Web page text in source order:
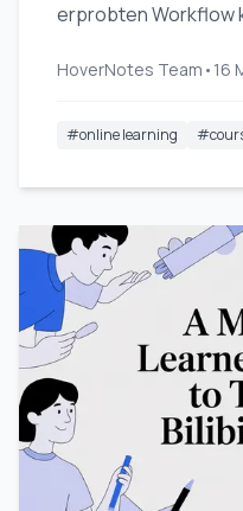
erprobten Workflow
anzuwenden, ohne
HoverNotes Team • 16
#online learning #